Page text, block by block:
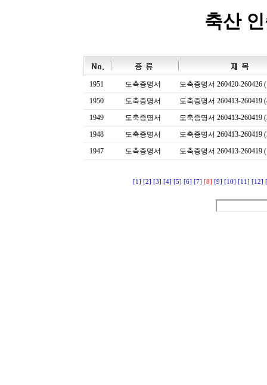
축산
1951 도축증명서
도축증명서 260420-260426
1950
도축증명서
도축증명서 260413-260419
1949
도축증명서
도축증명서 260413-260419
1948
도축증명서
도축증명서 260413-260419
1947
도축증명서 도축증명서 260413-260419
[1] [2] [3] [4] [5] [6] [7] [8] [9] [10] [11] [12]